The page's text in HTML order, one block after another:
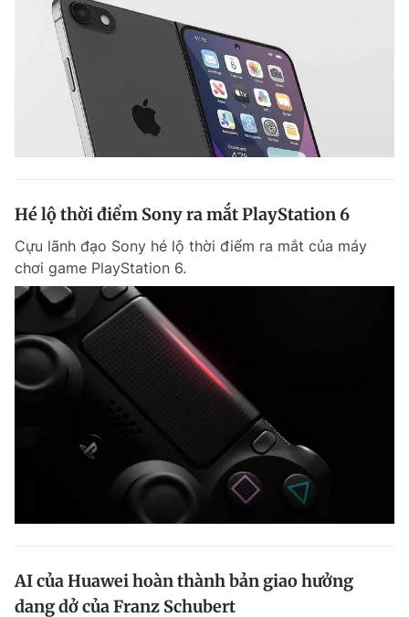
Tin thị trường
Magazine
Sản phẩm khác
Thông tin tòa soạn Liên hệ quảng cáo
Đọc Thanh Niên trên điện thoại
Đặt báo Quảng cáo RSS Tòa soạn
Hé lộ thời điểm Sony ra mắt PlayStation 6
Cựu lãnh đạo Sony hé lộ thời điểm ra mắt của máy
chơi game PlayStation 6.
AI của Huawei hoàn thành bản giao hưởng
dang dở của Franz Schubert